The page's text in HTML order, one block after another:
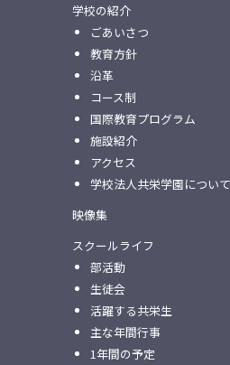
学校の紹介
ごあいさつ
教育方針
沿革
コース制
国際教育プログラム
施設紹介
アクセス
学校法人共栄学園について
映像集
スクールライフ
部活動
生徒会
活躍する共栄生
主な年間行事
1年間の予定